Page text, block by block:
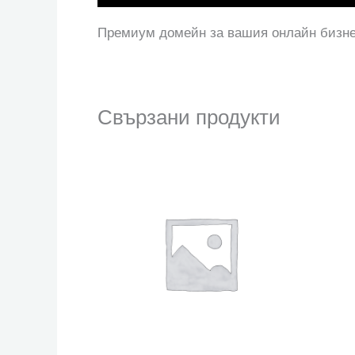
Премиум домейн за вашия онлайн
Свързани продукти